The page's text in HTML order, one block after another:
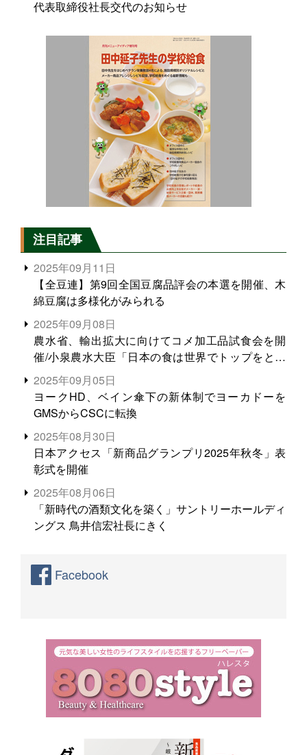
代表取締役社長交代のお知らせ
注目記事
2025年09月11日
【全豆連】第9回全国豆腐品評会の本選を開催、木
綿豆腐は多様化がみられる
2025年09月08日
農水省、輸出拡大に向けてコメ加工品試食会を開
催/小泉農水大臣「日本の食は世界でトップをとれ
る。米増産に向けて、米輸出需要の拡大を」
2025年09月05日
ヨークHD、ベイン傘下の新体制でヨーカドーを
GMSからCSCに転換
2025年08月30日
日本アクセス「新商品グランプリ2025年秋冬」表
彰式を開催
2025年08月06日
「新時代の酒類文化を築く」サントリーホールディ
ングス 鳥井信宏社長にきく
Facebook